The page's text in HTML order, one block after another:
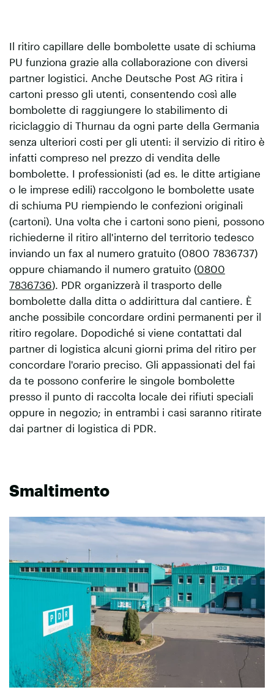
Il ritiro capillare delle bombolette usate di schiuma
PU funziona grazie alla collaborazione con diversi
partner logistici. Anche Deutsche Post AG ritira i
cartoni presso gli utenti, consentendo così alle
bombolette di raggiungere lo stabilimento di
riciclaggio di Thurnau da ogni parte della Germania
senza ulteriori costi per gli utenti: il servizio di ritiro è
infatti compreso nel prezzo di vendita delle
bombolette. I professionisti (ad es. le ditte artigiane
o le imprese edili) raccolgono le bombolette usate
di schiuma PU riempiendo le confezioni originali
(cartoni). Una volta che i cartoni sono pieni, possono
richiederne il ritiro all'interno del territorio tedesco
inviando un fax al numero gratuito (0800 7836737)
oppure chiamando il numero gratuito (0800
7836736). PDR organizzerà il trasporto delle
bombolette dalla ditta o addirittura dal cantiere. È
anche possibile concordare ordini permanenti per il
ritiro regolare. Dopodiché si viene contattati dal
partner di logistica alcuni giorni prima del ritiro per
concordare l'orario preciso. Gli appassionati del fai
da te possono conferire le singole bombolette
presso il punto di raccolta locale dei rifiuti speciali
oppure in negozio; in entrambi i casi saranno ritirate
dai partner di logistica di PDR.
Smaltimento